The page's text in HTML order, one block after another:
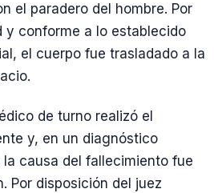
el paradero del hombre. Por
y conforme a lo establecido
el cuerpo fue trasladado a la
de turno realizó el
y, en un diagnóstico
causa del fallecimiento fue
Por disposición del juez